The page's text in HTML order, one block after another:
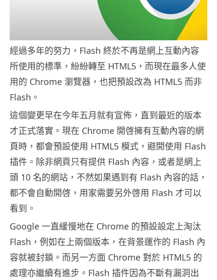
經過多年的努力，Flash 終於不再是網上互動內容
所使用的標準，紛紛轉至 HTML5，而現在最多人使
用的 Chrome 瀏覽器，也把預設改為 HTML5 而非
Flash。
這個變更早在今年五月就有宣佈，直到最近的版本
才正式落實。現在 Chrome 開啓擁有互動內容的網
頁時，都會預設使用 HTML5 模式，避開使用 Flash
插件。除非網頁只有提供 Flash 內容，或者是網上
頭 10 名的網站，不然如果遇到有 Flash 內容的話，
都不會自動開啓，用家需要另外啓用 Flash 才可以
看到。
Google 一直緩慢地在 Chrome 的預設設定上淘汰
Flash，例如在上兩個版本，在背景運作的 Flash 內
容就被封鎖。而另一方面 Chrome 對於 HTML5 的
處理亦繼續有進步。Flash 插件因為不斷有漏洞出